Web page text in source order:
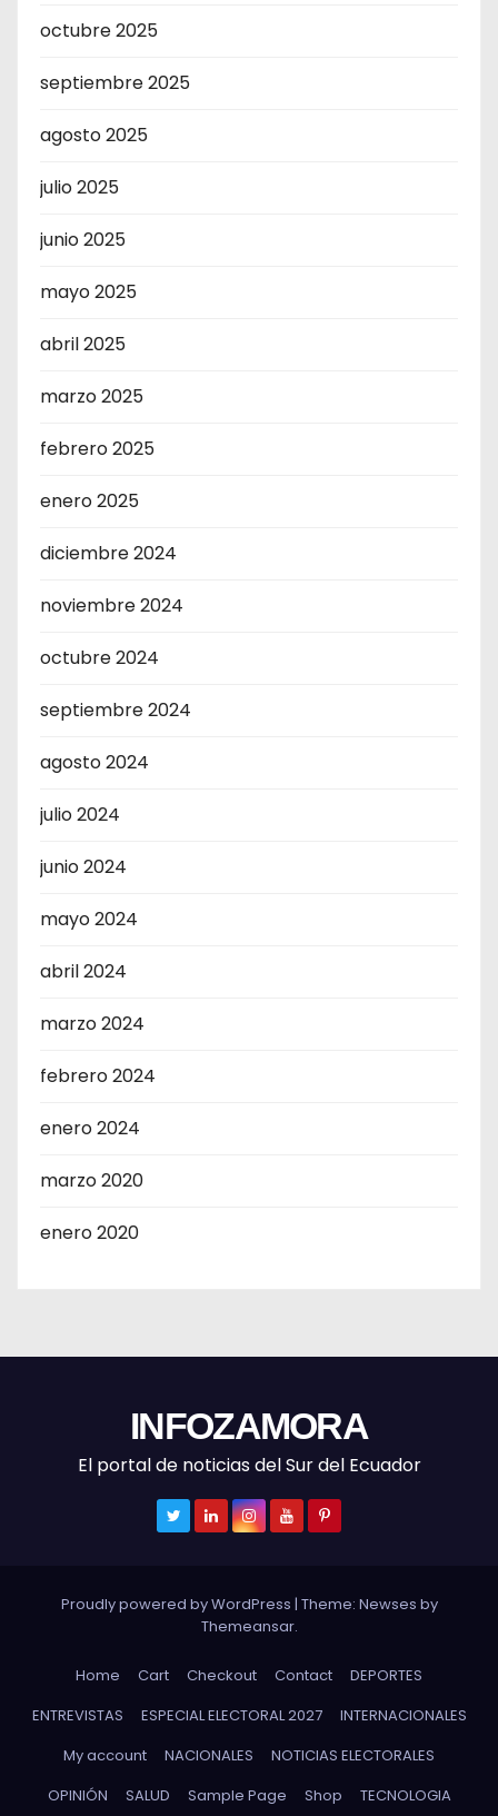
octubre 2025
septiembre 2025
agosto 2025
julio 2025
junio 2025
mayo 2025
abril 2025
marzo 2025
febrero 2025
enero 2025
diciembre 2024
noviembre 2024
octubre 2024
septiembre 2024
agosto 2024
julio 2024
junio 2024
mayo 2024
abril 2024
marzo 2024
febrero 2024
enero 2024
marzo 2020
enero 2020
INFOZAMORA
El portal de noticias del Sur del Ecuador
Proudly powered by WordPress | Theme: Newses by
Themeansar.
Home Cart Checkout Contact
DEPORTES
ENTREVISTAS
ESPECIAL ELECTORAL 2027
INTERNACIONALES
My account
NACIONALES
NOTICIAS ELECTORALES
OPINIÓN
SALUD Sample Page Shop TECNOLOGIA